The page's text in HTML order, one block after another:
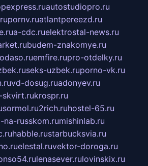
autostudiopro.ru
pornv.ruatlantpereezd.ru
a-cdc.ruelektrostal-news.ru
budem-znakomye.ru
emfire.rupro-otdelky.ru
seks-uzbek.ruporno-vk.ru
vd-dosug.ruadonyev.ru
skvirt.rukrospr.ru
sormol.ru2rich.ruhostel-65.ru
na-russkom.rumishinlab.ru
habble.rustarbucksvia.ru
elestal.ruvektor-doroga.ru
lenasever.rulovinskix.ru